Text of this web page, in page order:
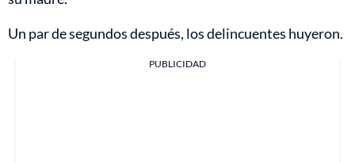
Un par de segundos después, los delincuentes huyeron.
PUBLICIDAD